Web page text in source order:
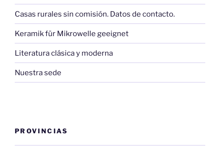
Casas rurales sin comisión. Datos de contacto.
Keramik für Mikrowelle geeignet
Literatura clásica y moderna
Nuestra sede
PROVINCIAS